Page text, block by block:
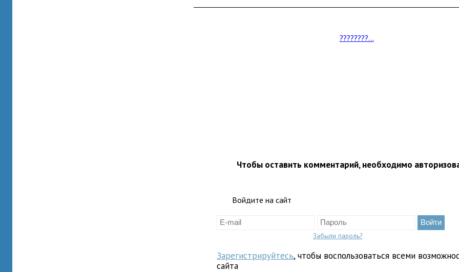
????????...
Чтобы оставить комментарий, необходимо
Войдите на сайт
Забыли пароль?
Зарегистрируйтесь, чтобы воспользоваться всеми
сайта